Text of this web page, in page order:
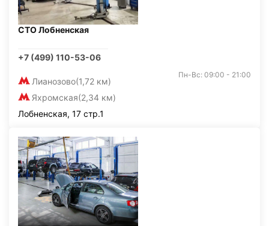
СТО Лобненская
+7 (499) 110-53-06
Лианозово(1,72 км)
Яхромская(2,34 км)
Пн-Вс: 09:00 - 21:00
Лобненская, 17 стр.1